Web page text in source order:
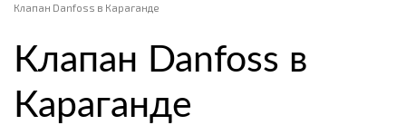
Клапан Danfoss в Караганде
Клапан Danfoss в
Караганде